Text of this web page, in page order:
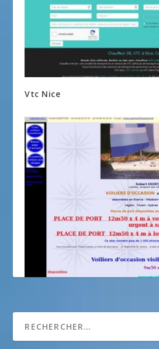
Vtc Nice
Voiliers d’occasion Côte d’Azur